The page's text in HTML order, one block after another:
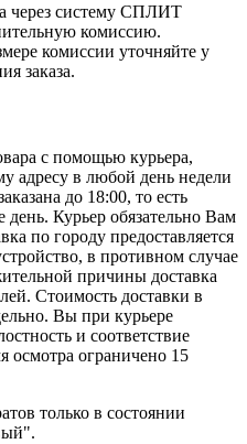
через систему СПЛИТ
комиссию.
комиссии уточняйте у
заказа.
с помощью курьера,
адресу в любой день недели
до 18:00, то есть
день. Курьер обязательно Вам
по городу предоставляется
в противном случае
причины доставка
Стоимость доставки в
Вы при курьере
и соответствие
осмотра ограничено 15
только в состоянии